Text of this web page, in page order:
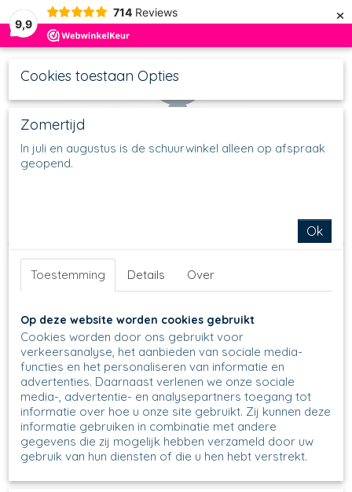
9,9
714 Reviews ×
Inloggen Registreren
Ronde Schalen
Cookies toestaan Opties
Zomertijd
In juli en augustus is de schuurwinkel alleen op afspraak
geopend.
Ok
Toestemming Details Over
Op deze website worden cookies gebruikt
Cookies worden door ons gebruikt voor
verkeersanalyse, het aanbieden van sociale media-
functies en het personaliseren van informatie en
advertenties. Daarnaast verlenen we onze sociale
media-, advertentie- en analysepartners toegang tot
informatie over hoe u onze site gebruikt. Zij kunnen deze
informatie gebruiken in combinatie met andere
gegevens die zij mogelijk hebben verzameld door uw
gebruik van hun diensten of die u hen hebt verstrekt.